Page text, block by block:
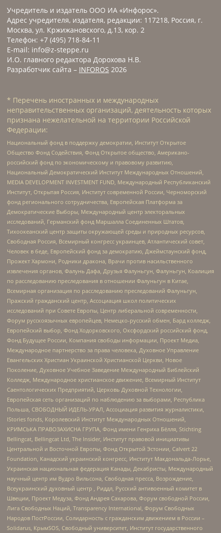
Учредитель и издатель ООО ИА «Инфорос».
Адрес учредителя, издателя, редакции: 117218, Россия, г.
Москва, ул. Кржижановского, д.13, кор. 2
Телефон: +7 (495) 718-84-11
E-mail: info@z-steppe.ru
И.О. главного редактора Дорохова Н.В.
Разработчик сайта – INFOROS 2026
* Перечень иностранных и международных
неправительственных организаций, деятельность которых
признана нежелательной на территории Российской
Федерации:
Национальный фонд в поддержку демократии, Институт Открытое
Общество Фонд Содействия, Фонд Открытое общество, Американо-
российский фонд по экономическому и правовому развитию,
Национальный Демократический Институт Международных Отношений,
MEDIA DEVELOPMENT INVESTMENT FUND, Международный Республиканский
Институт, Открытая Россия, Институт современной России, Черноморский
фонд регионального сотрудничества, Европейская Платформа за
Демократические Выборы, Международный центр электоральных
исследований, Германский фонд Маршалла Соединенных Штатов,
Тихоокеанский центр защиты окружающей среды и природных ресурсов,
Свободная Россия, Всемирный конгресс украинцев, Атлантический совет,
Человек в беде, Европейский фонд за демократию, Джеймстаунский фонд,
Прожект Хармони, Родники дракона, Врачи против насильственного
извлечения органов, Фалунь Дафа, Друзья Фалуньгун, Фалуньгун, Коалиция
по расследованию преследования в отношении Фалуньгун в Китае,
Всемирная организация по расследованию преследований Фалуньгун,
Пражский гражданский центр, Ассоциация школ политических
исследований при Совете Европы, Центр либеральной современности,
Форум русскоязычных европейцев, Немецко-русский обмен, Бард колледж,
Европейский выбор, Фонд Ходорковского, Оксфордский российский фонд,
Фонд Будущее России, Компания свободы информации, Проект Медиа,
Международное партнерство за права человека, Духовное Управление
Евангельских Христиан Украинской Христианской Церкви, Новое
Поколение, Духовное Учебное Заведение Международный Библейский
Колледж, Международное христианское движение, Всемирный Институт
Саентологических Предприятий, Церковь Духовной Технологии,
Европейская сеть организаций по наблюдению за выборами, Республика
Польша, СВОБОДНЫЙ ИДЕЛЬ-УРАЛ, Ассоциация развития журналистики,
IStories fonds, Королевский Институт Международных Отношений,
КРИМСЬКА ПРАВОЗАХИСНА ГРУПА, Фонд имени Генриха Бёлля, Stichting
Bellingcat, Bellingcat Ltd, The Insider, Институт правовой инициативы
Центральной и Восточной Европы, Фонд Открытой Эстонии, Calvert 22
Foundation, Канадский украинский конгресс, Институт Макдональда-Лорье,
Украинская национальная федерация Канады, Декабристы, Международный
научный центр им Вудро Вильсона, Свободная пресса, Возрождение,
Всеукраинский духовный центр , Риддл, Русский антивоенный комитет в
Швеции, Проект Медуза, Фонд Андрея Сахарова, Форум свободной России,
Лига Свободных Наций, Transparеncy International, Форум Свободных
Народов ПостРоссии, Солидарность с гражданским движением в России –
Solidarus, КрымSOS, Свободный университет, Институт государственного